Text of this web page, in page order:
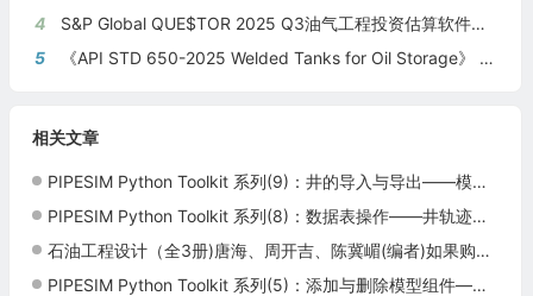
4
S&P Global QUE$TOR 2025 Q3油气工程投资估算软件新版本发布
5
《API STD 650-2025 Welded Tanks for Oil Storage》 《钢制焊接储油罐》（中英文对照版）
相关文章
PIPESIM Python Toolkit 系列(9)：井的导入与导出——模型管理与复用
PIPESIM Python Toolkit 系列(8)：数据表操作——井轨迹与管线几何数据处理
石油工程设计（全3册)唐海、周开吉、陈冀嵋(编者)如果购买单册请联系客服
PIPESIM Python Toolkit 系列(5)：添加与删除模型组件——动态构建管网